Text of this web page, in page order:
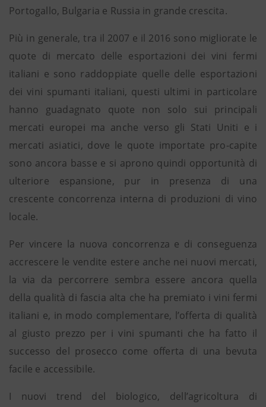
Portogallo, Bulgaria e Russia in grande crescita.
Più in generale, tra il 2007 e il 2016 sono migliorate le
quote di mercato delle esportazioni dei vini fermi
italiani e sono raddoppiate quelle delle esportazioni
dei vini spumanti italiani, questi ultimi in particolare
hanno guadagnato quote non solo sui principali
mercati europei ma anche verso gli Stati Uniti e i
mercati asiatici, dove le quote importate pro-capite
sono ancora basse e si aprono quindi opportunità di
ulteriore espansione, pur in presenza di una
crescente concorrenza interna di produzioni di vino
locale.
Per vincere la nuova concorrenza e di conseguenza
accrescere le vendite estere anche nei nuovi mercati,
la via da percorrere sembra essere ancora quella
della qualità di fascia alta che ha premiato i vini fermi
italiani e, in modo complementare, l’offerta di qualità
al giusto prezzo per i vini spumanti che ha fatto il
successo del prosecco come offerta di una bevuta
facile e accessibile.
I nuovi trend del biologico, dell’agricoltura di